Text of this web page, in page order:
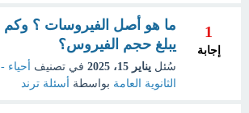
1
إجابة
ما هو أصل الفيروسات ؟ وكم
يبلغ حجم الفيروس؟
سُئل يناير 15، 2025 في تصنيف
أحياء -
الثانوية العامة بواسطة أسئلة ترند